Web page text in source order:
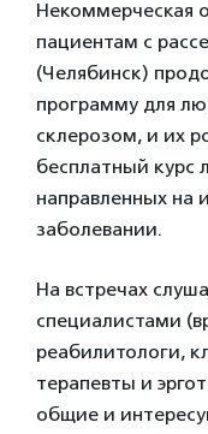
Некоммерческая
пациентам с
(Челябинск)
программу для
склерозом, и их
бесплатный курс
направленных на
заболевании.
На встречах
специалистами
реабилитологи,
терапевты и
общие и